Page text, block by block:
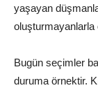
yaşayan
oluşturmayanlarla
Bugün seçimler
duruma örnektir.